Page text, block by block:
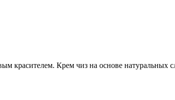
красителем. Крем чиз на основе натуральных